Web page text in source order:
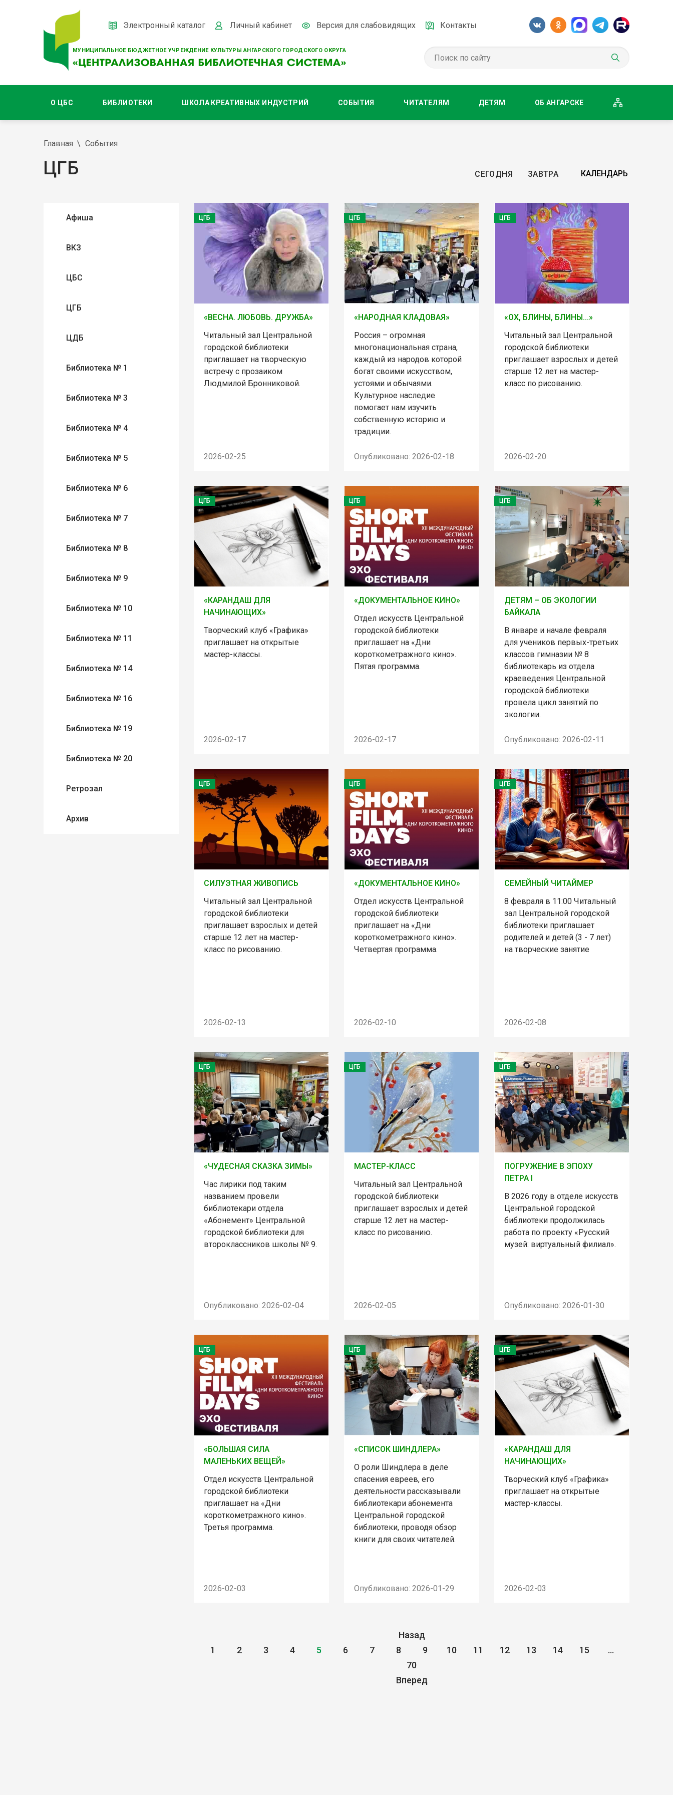
МУНИЦИПАЛЬНОЕ БЮДЖЕТНОЕ УЧРЕЖДЕНИЕ КУЛЬТУРЫ АНГАРСКОГО ГОРОДСКОГО ОКРУГА
Электронный каталог Личный кабинет Версия для слабовидящих Контакты
О ЦБС БИБЛИОТЕКИ ШКОЛА КРЕАТИВНЫХ ИНДУСТРИЙ СОБЫТИЯ ЧИТАТЕЛЯМ ДЕТЯМ ОБ АНГАРСКЕ
Главная События
ЦГБ СЕГОДНЯ ЗАВТРА
Афиша
ВКЗ
ЦБС
ЦГБ
ЦДБ
Библиотека № 1
Библиотека № 3
Библиотека № 4
Библиотека № 5
Библиотека № 6
Библиотека № 7
Библиотека № 8
Библиотека № 9
Библиотека № 10
Библиотека № 11
Библиотека № 14
Библиотека № 16
Библиотека № 19
Библиотека № 20
Ретрозал
Архив
ЦГБ
«ВЕСНА. ЛЮБОВЬ. ДРУЖБА»
Читальный зал Центральной
городской библиотеки
приглашает на творческую
встречу с прозаиком
Людмилой Бронниковой.
2026-02-25
ЦГБ
«НАРОДНАЯ КЛАДОВАЯ»
Россия – огромная
многонациональная страна,
каждый из народов которой
богат своими искусством,
устоями и обычаями.
Культурное наследие
помогает нам изучить
собственную историю и
традиции.
Опубликовано: 2026-02-18
ЦГБ
«ОХ, БЛИНЫ, БЛИНЫ...»
Читальный зал Центральной
городской библиотеки
приглашает взрослых и детей
старше 12 лет на мастер-
класс по рисованию.
2026-02-20
ЦГБ
«КАРАНДАШ ДЛЯ
НАЧИНАЮЩИХ»
Творческий клуб «Графика»
приглашает на открытые
мастер-классы.
2026-02-17
ЦГБ
«ДОКУМЕНТАЛЬНОЕ КИНО»
Отдел искусств Центральной
городской библиотеки
приглашает на «Дни
короткометражного кино».
Пятая программа.
2026-02-17
ЦГБ
ДЕТЯМ – ОБ ЭКОЛОГИИ
БАЙКАЛА
В январе и начале февраля
для учеников первых-третьих
классов гимназии № 8
библиотекарь из отдела
краеведения Центральной
городской библиотеки
провела цикл занятий по
экологии.
Опубликовано: 2026-02-11
ЦГБ
СИЛУЭТНАЯ ЖИВОПИСЬ
Читальный зал Центральной
городской библиотеки
приглашает взрослых и детей
старше 12 лет на мастер-
класс по рисованию.
2026-02-13
ЦГБ
«ДОКУМЕНТАЛЬНОЕ КИНО»
Отдел искусств Центральной
городской библиотеки
приглашает на «Дни
короткометражного кино».
Четвертая программа.
2026-02-10
ЦГБ
СЕМЕЙНЫЙ ЧИТАЙМЕР
8 февраля в 11:00 Читальный
зал Центральной городской
библиотеки приглашает
родителей и детей (3 - 7 лет)
на творческие занятие
2026-02-08
ЦГБ
«ЧУДЕСНАЯ СКАЗКА ЗИМЫ»
Час лирики под таким
названием провели
библиотекари отдела
«Абонемент» Центральной
городской библиотеки для
второклассников школы № 9.
Опубликовано: 2026-02-04
ЦГБ
МАСТЕР-КЛАСС
Читальный зал Центральной
городской библиотеки
приглашает взрослых и детей
старше 12 лет на мастер-
класс по рисованию.
2026-02-05
ЦГБ
ПОГРУЖЕНИЕ В ЭПОХУ
ПЕТРА I
В 2026 году в отделе искусств
Центральной городской
библиотеки продолжилась
работа по проекту «Русский
музей: виртуальный филиал».
Опубликовано: 2026-01-30
ЦГБ
«БОЛЬШАЯ СИЛА
МАЛЕНЬКИХ ВЕЩЕЙ»
Отдел искусств Центральной
городской библиотеки
приглашает на «Дни
короткометражного кино».
Третья программа.
2026-02-03
ЦГБ
«СПИСОК ШИНДЛЕРА»
О роли Шиндлера в деле
спасения евреев, его
деятельности рассказывали
библиотекари абонемента
Центральной городской
библиотеки, проводя обзор
книги для своих читателей.
Опубликовано: 2026-01-29
ЦГБ
«КАРАНДАШ ДЛЯ
НАЧИНАЮЩИХ»
Творческий клуб «Графика»
приглашает на открытые
мастер-классы.
2026-02-03
Назад
1
2 3 4 5 6 7 8 9 10 11 12 13 14 15
...
70
Вперед